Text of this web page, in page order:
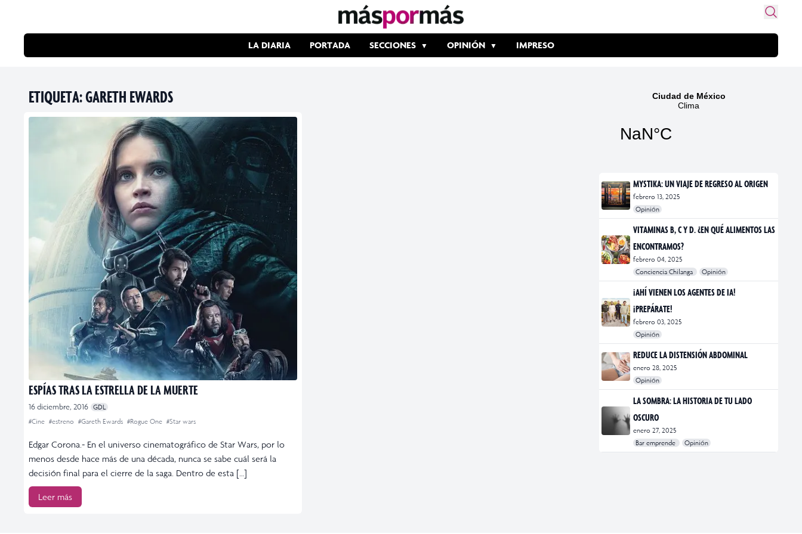
LA DIARIA PORTADA SECCIONES OPINIÓN IMPRESO
ETIQUETA:GARETH EWARDS
ESPÍAS TRAS LA ESTRELLA DE LA MUERTE
16 diciembre, 2016 GDL
#Cine #estreno #Gareth Ewards #Rogue One #Star wars
Edgar Corona.- En el universo cinematográfico de Star Wars, por lo
menos desde hace más de una década, nunca se sabe cuál será la
decisión final para el cierre de la saga. Dentro de esta […]
Leer más
MYSTIKA: UN VIAJE DE REGRESO AL ORIGEN
febrero 13, 2025
Opinión
#exposiciones
#fotografía
VITAMINAS B, C Y D. ¿EN QUÉ ALIMENTOS LAS
ENCONTRAMOS?
febrero 04, 2025
Conciencia Chilanga
Opinión
#bienestar
#Opinión
#Principal
¡AHÍ VIENEN LOS AGENTES DE IA!
¡PREPÁRATE!
febrero 03, 2025
Opinión
#Bar Emprende
#Opinión
#Principal
REDUCE LA DISTENSIÓN ABDOMINAL
enero 28, 2025
Opinión
#bienestar
#Opinión
#Principal
#Salud
LA SOMBRA: LA HISTORIA DE TU LADO
OSCURO
enero 27, 2025
Bar emprende
Opinión
#Bar Emprende
#CDMX
#marketing